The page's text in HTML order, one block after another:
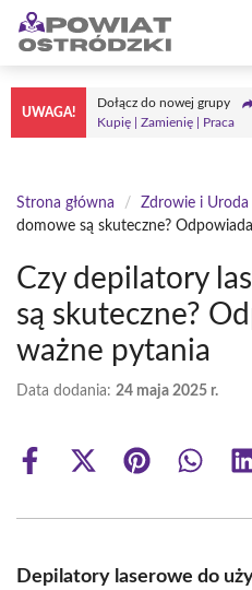
Przejdź
treści
UWAGA!
Dołącz do nowej grupy
Kupię | Zamienię | Praca
Strona główna / Zdrowie i Uroda
domowe są skuteczne?
Czy depilatory
są skuteczne?
ważne pytania
Data dodania: 24 maja 2025 r.
Share
Share
(Twitter)
Share Share
Depilatory laserowe do